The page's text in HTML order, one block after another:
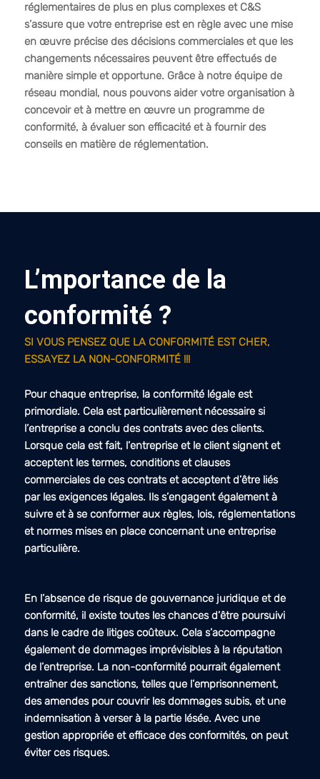
réglementaires de plus en plus complexes et C&S
s’assure que votre entreprise est en règle avec une mise
en œuvre précise des décisions commerciales et que les
changements nécessaires peuvent être effectués de
manière simple et opportune. Grâce à notre équipe de
réseau mondial, nous pouvons aider votre organisation à
concevoir et à mettre en œuvre un programme de
conformité, à évaluer son efficacité et à fournir des
conseils en matière de réglementation.
L’mportance de la
conformité ?
SI VOUS PENSEZ QUE LA CONFORMITÉ EST CHER,
ESSAYEZ LA NON-CONFORMITÉ !!!
Pour chaque entreprise, la conformité légale est
primordiale. Cela est particulièrement nécessaire si
l’entreprise a conclu des contrats avec des clients.
Lorsque cela est fait, l’entreprise et le client signent et
acceptent les termes, conditions et clauses
commerciales de ces contrats et acceptent d’être liés
par les exigences légales. Ils s’engagent également à
suivre et à se conformer aux règles, lois, réglementations
et normes mises en place concernant une entreprise
particulière.
En l’absence de risque de gouvernance juridique et de
conformité, il existe toutes les chances d’être poursuivi
dans le cadre de litiges coûteux. Cela s’accompagne
également de dommages imprévisibles à la réputation
de l’entreprise. La non-conformité pourrait également
entraîner des sanctions, telles que l’emprisonnement,
des amendes pour couvrir les dommages subis, et une
indemnisation à verser à la partie lésée. Avec une
gestion appropriée et efficace des conformités, on peut
éviter ces risques.